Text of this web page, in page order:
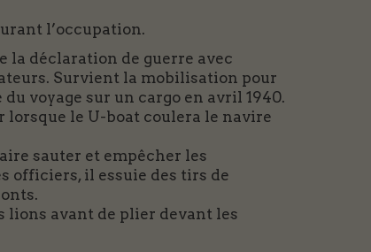
l’occupation.
la déclaration de guerre avec
Survient la mobilisation pour
voyage sur un cargo en avril 1940.
lorsque le U-boat coulera le navire
sauter et empêcher les
officiers, il essuie des tirs de
lions avant de plier devant les